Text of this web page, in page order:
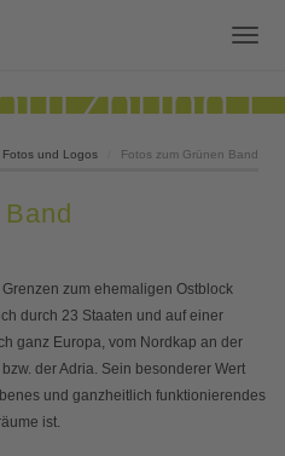
Fotos und Logos Fotos zum Grünen Band
zum ehemaligen Ostblock
durch 23 Staaten und auf einer
ganz Europa, vom Nordkap an der
der Adria. Sein besonderer Wert
und ganzheitlich funktionierendes
ist.